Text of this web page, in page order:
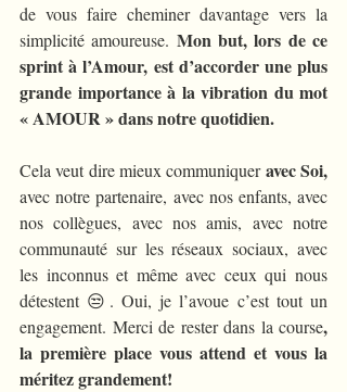
de vous faire cheminer davantage vers la
simplicité amoureuse. Mon but, lors de ce
sprint à l’Amour, est d’accorder une plus
grande importance à la vibration du mot
« AMOUR » dans notre quotidien.
Cela veut dire mieux communiquer avec Soi,
avec notre partenaire, avec nos enfants, avec
nos collègues, avec nos amis, avec notre
communauté sur les réseaux sociaux, avec
les inconnus et même avec ceux qui nous
détestent 😒. Oui, je l’avoue c’est tout un
engagement. Merci de rester dans la course,
la première place vous attend et vous la
méritez grandement!